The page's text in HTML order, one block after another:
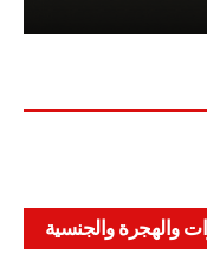
والهجرة والجنسية